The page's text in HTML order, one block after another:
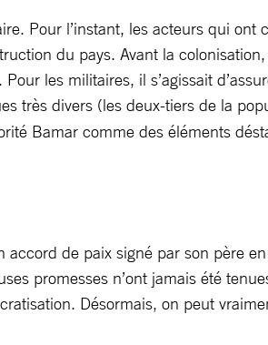
Pour l’instant, les acteurs qui ont
du pays. Avant la
les militaires, il s’agissait
très divers (les deux-tiers de la
Bamar comme des éléments
accord de paix signé par son père
promesses n’ont jamais été
Désormais, on peut